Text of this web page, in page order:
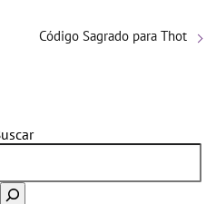
Código Sagrado para Thot